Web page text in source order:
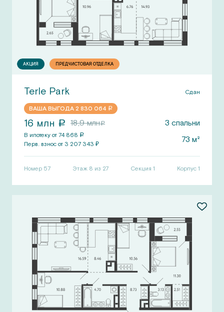
АКЦИЯ ПРЕДЧИСТОВАЯ ОТДЕЛКА
Terle Park Сдан
ВАША ВЫГОДА 2 830 064 a
16 млн a 18,9млнa 3 спальни
В ипотеку от 74 868 a
Перв. взнос от 3 207 343 ₽ 73 м²
Номер 57 Этаж 8 из 27 Секция 1 Корпус 1